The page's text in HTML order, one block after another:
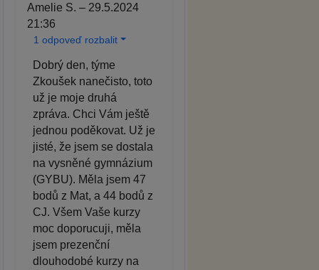
Amelie S. – 29.5.2024
21:36
1 odpoveď rozbalit
Dobrý den, týme
Zkoušek nanečisto, toto
už je moje druhá
zpráva. Chci Vám ještě
jednou poděkovat. Už je
jisté, že jsem se dostala
na vysněné gymnázium
(GYBU). Měla jsem 47
bodů z Mat, a 44 bodů z
CJ. Všem Vaše kurzy
moc doporucuji, měla
jsem prezenční
dlouhodobé kurzy na